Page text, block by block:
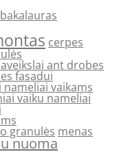
bakalauras
cerpes
ant drobes
fasadui
nameliai vaikams
vaiku nameliai
granulės menas
nuoma